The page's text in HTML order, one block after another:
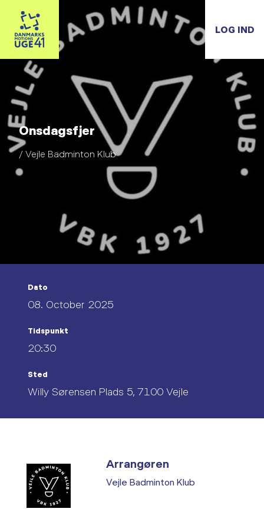
LOG IND
Onsdagsfjer
/ Vejle Badminton Klub
Dato
08. October 2025
Tidspunkt
20:30
Sted
Willy Sørensen Plads 5, 7100 Vejle
Arrangøren
Vejle Badminton Klub